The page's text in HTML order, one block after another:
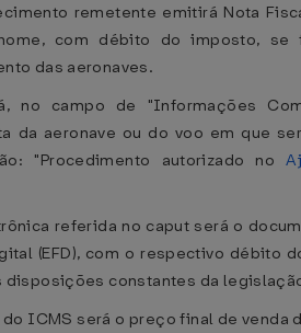
remetente emitirá Nota
com débito do imposto, se
das aeronaves.
no campo de "Informações
da aeronave ou do voo em que
"Procedimento autorizado no
referida no caput será o
(EFD), com o respectivo débito
disposições constantes da
do ICMS será o preço final de venda